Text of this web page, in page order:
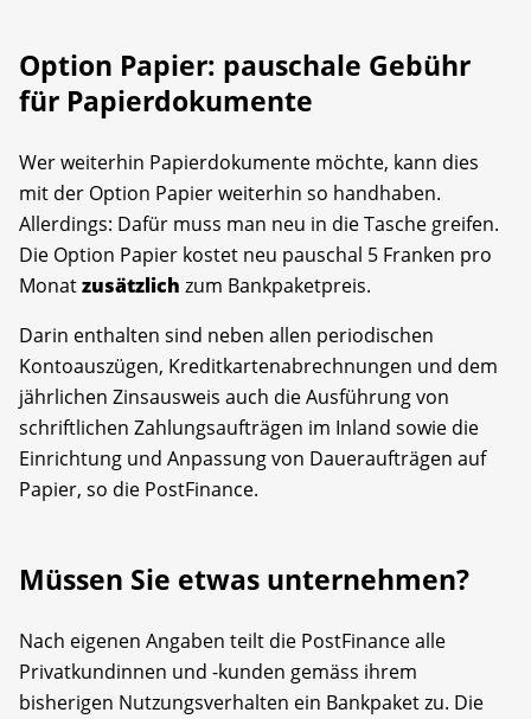
Option Papier: pauschale Gebühr
für Papierdokumente
Wer weiterhin Papierdokumente möchte, kann dies
mit der Option Papier weiterhin so handhaben.
Allerdings: Dafür muss man neu in die Tasche greifen.
Die Option Papier kostet neu pauschal 5 Franken pro
Monatzusätzlich zum Bankpaketpreis.
Darin enthalten sind neben allen periodischen
Kontoauszügen, Kreditkartenabrechnungen und dem
jährlichen Zinsausweis auch die Ausführung von
schriftlichen Zahlungsaufträgen im Inland sowie die
Einrichtung und Anpassung von Daueraufträgen auf
Papier, so die PostFinance.
Müssen Sie etwas unternehmen?
Nach eigenen Angaben teilt die PostFinance alle
Privatkundinnen und -kunden gemäss ihrem
bisherigen Nutzungsverhalten ein Bankpaket zu. Die